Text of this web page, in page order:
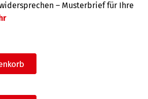
– Musterbrief für Ihre